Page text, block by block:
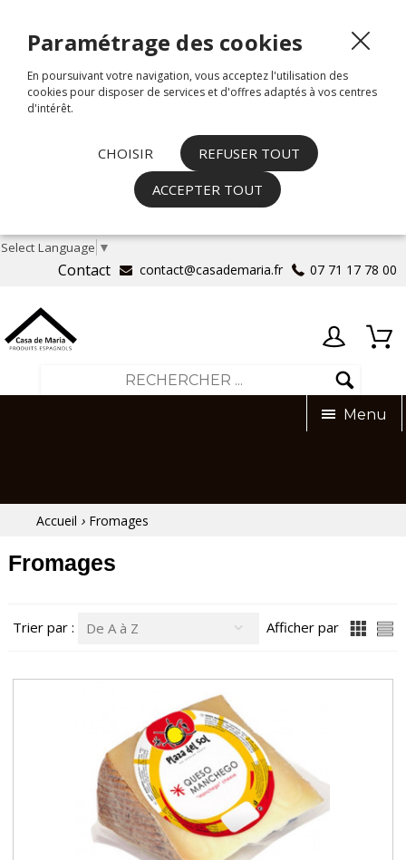
Select Language ▼
07 71 17 78 00
contact@casademaria.fr
Contact
Menu
Accueil › Fromages
Fromages
Afficher par
Trier par : De A à Z
Paramétrage des cookies
En poursuivant votre navigation, vous acceptez l'utilisation des
cookies pour disposer de services et d'offres adaptés à vos centres
d'intérêt.
CHOISIR
REFUSER TOUT
ACCEPTER TOUT